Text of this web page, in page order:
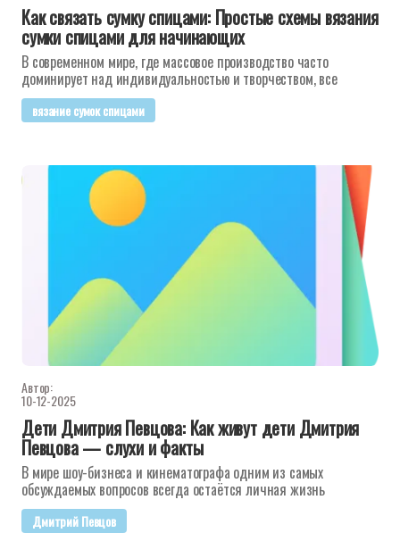
Как связать сумку спицами: Простые схемы вязания
сумки спицами для начинающих
В современном мире, где массовое производство часто
доминирует над индивидуальностью и творчеством, все
вязание сумок спицами
Автор:
10-12-2025
Дети Дмитрия Певцова: Как живут дети Дмитрия
Певцова — слухи и факты
В мире шоу-бизнеса и кинематографа одним из самых
обсуждаемых вопросов всегда остаётся личная жизнь
Дмитрий Певцов